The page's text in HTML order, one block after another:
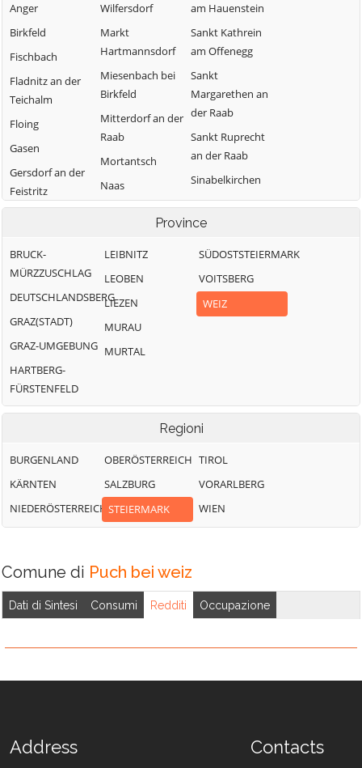
Anger
Birkfeld
Fischbach
Fladnitz an der
Teichalm
Floing
Gasen
Gersdorf an der
Feistritz
Stenzengreith
der Raab
Wilfersdorf
Markt
Hartmannsdorf
Miesenbach bei
Birkfeld
Mitterdorf an der
Raab
Mortantsch
Naas
Passail
Kulm
Puch bei Weiz
Ratten
am Hauenstein
Sankt Kathrein
am Offenegg
Sankt
Margarethen an
der Raab
Sankt Ruprecht
an der Raab
Sinabelkirchen
Strallegg
Thannhausen
Weiz
Province
BRUCK-
MÜRZZUSCHLAG
DEUTSCHLANDSBERG
GRAZ(STADT)
GRAZ-UMGEBUNG
HARTBERG-
FÜRSTENFELD
LEIBNITZ
LEOBEN
LIEZEN
MURAU
MURTAL
SÜDOSTSTEIERMARK
VOITSBERG
WEIZ
Regioni
BURGENLAND
KÄRNTEN
NIEDERÖSTERREICH
OBERÖSTERREICH
SALZBURG
STEIERMARK
TIROL
VORARLBERG
WIEN
Comune di Puch bei weiz
Dati di Sintesi Consumi Redditi Occupazione
Address Contacts